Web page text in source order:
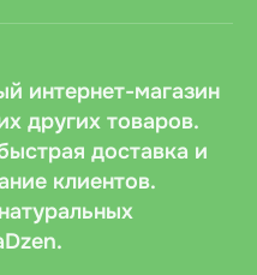
интернет-магазин
других товаров.
доставка и
клиентов.